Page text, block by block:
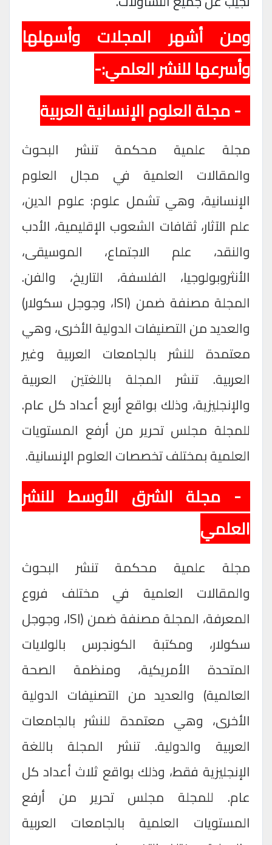
ومن أشهر المجلات وأسهلها
وأسرعها للنشر العلمي:-
مجلة علمية محكمة تنشر البحوث
والمقالات العلمية في مجال العلوم
الإنسانية، وهي تشمل علوم: علوم الدين،
علم الآثار، ثقافات الشعوب الإقليمية، الأدب
والنقد، علم الاجتماع، الموسيقى،
الأنثروبولوجيا، الفلسفة، التاريخ، والفن.
المجلة مصنفة ضمن (ISI، وجوجل سكولار)
والعديد من التصنيفات الدولية الأخرى، وهي
معتمدة للنشر بالجامعات العربية وغير
العربية. تنشر المجلة باللغتين العربية
والإنجليزية، وذلك بواقع أربع أعداد كل عام.
للمجلة مجلس تحرير من أرفع المستويات
العلمية بمختلف تخصصات العلوم الإنسانية.
2- مجلة الشرق الأوسط للنشر
العلمي
مجلة علمية محكمة تنشر البحوث
والمقالات العلمية في مختلف فروع
المعرفة، المجلة مصنفة ضمن (ISI، وجوجل
سكولار، ومكتبة الكونجرس بالولايات
المتحدة الأمريكية، ومنظمة الصحة
العالمية) والعديد من التصنيفات الدولية
الأخرى، وهي معتمدة للنشر بالجامعات
العربية والدولية. تنشر المجلة باللغة
الإنجليزية فقط، وذلك بواقع ثلاث أعداد كل
عام. للمجلة مجلس تحرير من أرفع
المستويات العلمية بالجامعات العربية